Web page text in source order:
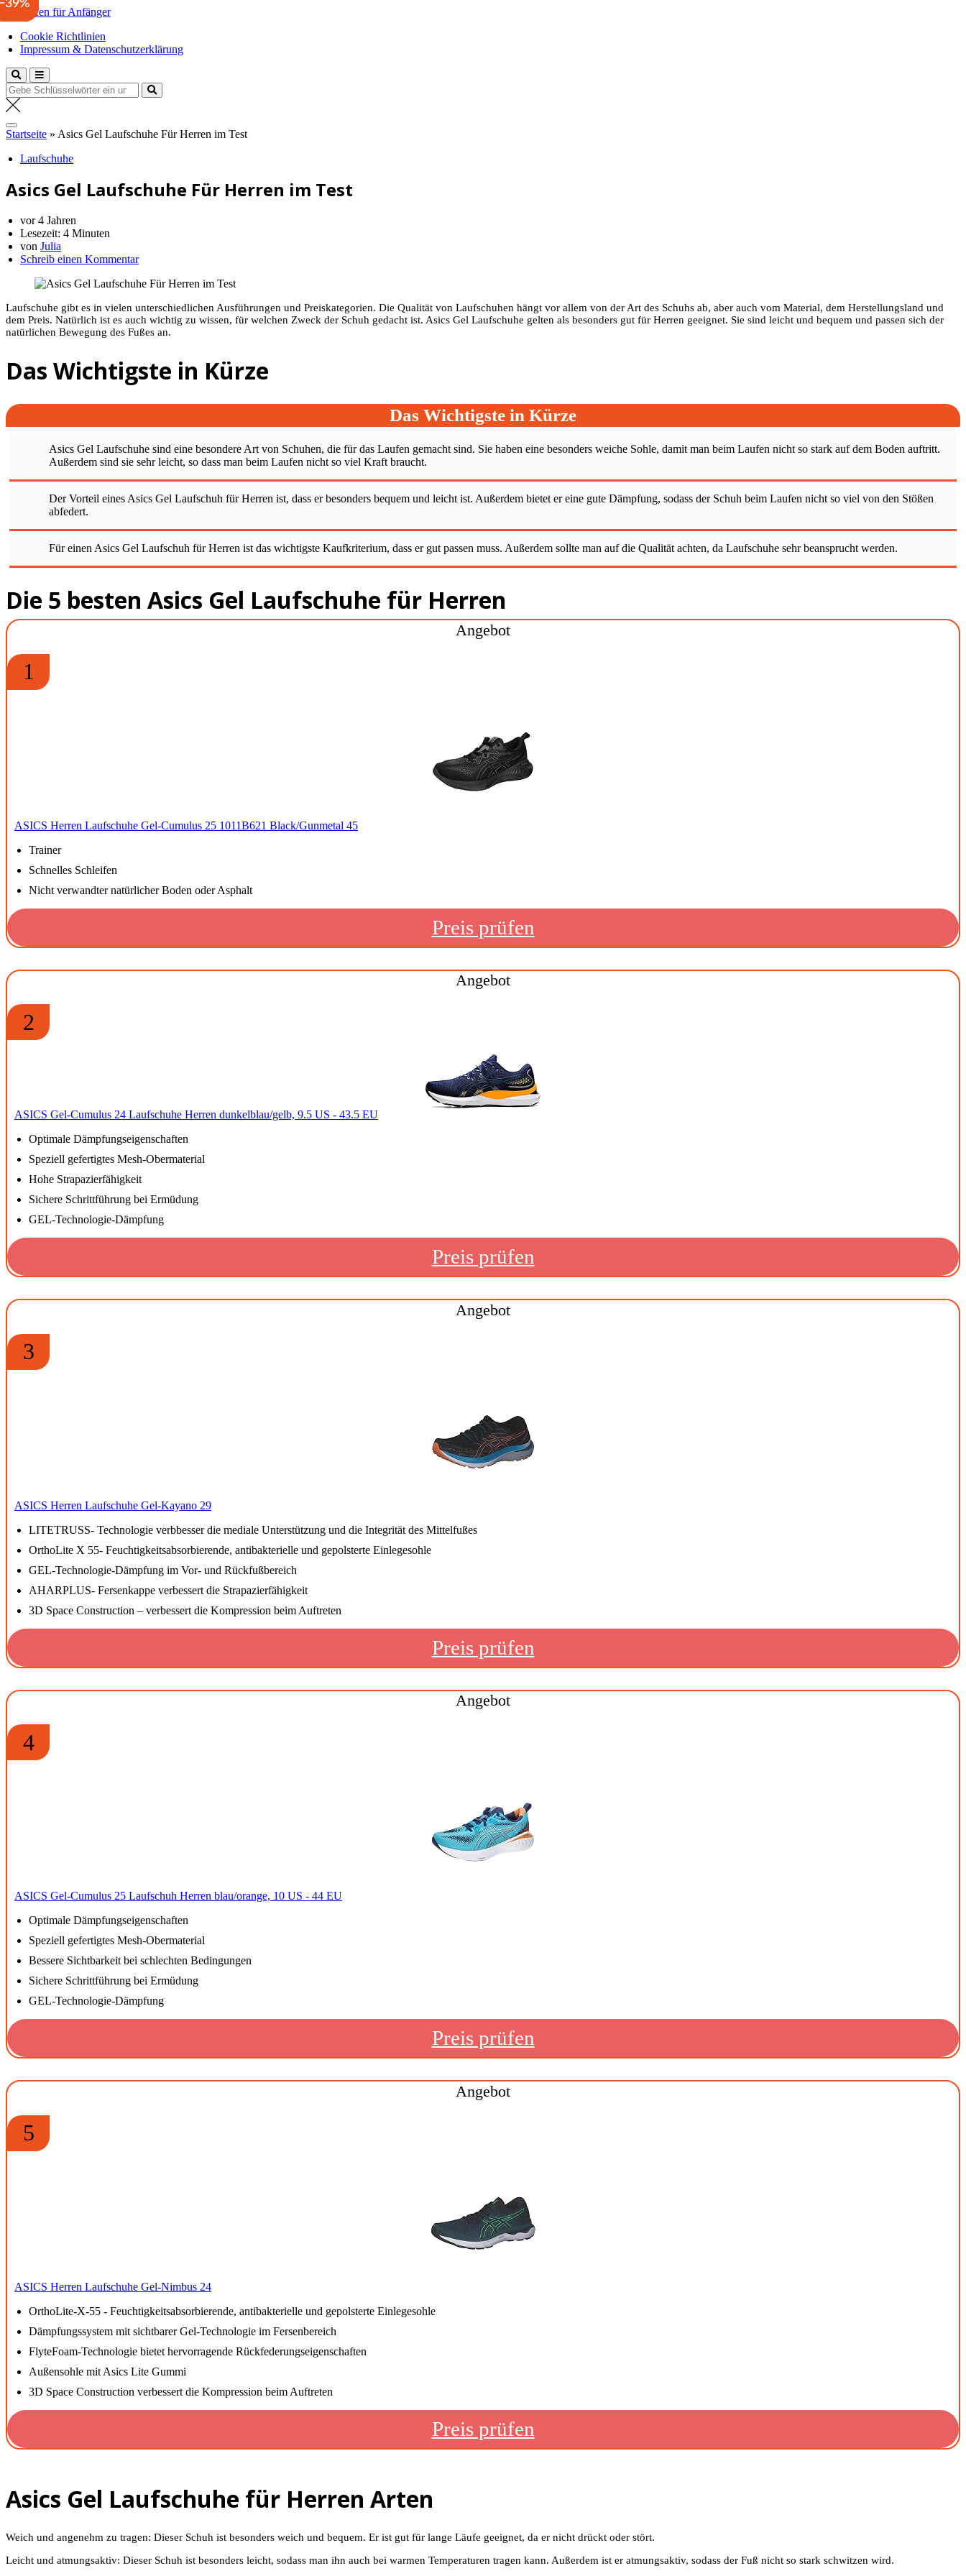
Zum
Inhalt
springen
Laufen für Anfänger
Anfängertipps und Tricks
Cookie Richtlinien
Impressum & Datenschutzerklärung
Suche
nach:
Startseite » Asics Gel Laufschuhe Für Herren im Test
Laufschuhe
Asics Gel Laufschuhe Für Herren im Test
vor 4 Jahren
Lesezeit: 4 Minuten
von Julia
Schreib einen Kommentar
Laufschuhe gibt es in vielen unterschiedlichen Ausführungen und Preiskategorien. Die Qualität von Laufschuhen hängt vor allem von der Art des Schuhs ab, aber auch vom Material, dem Herstellungsland und
dem Preis. Natürlich ist es auch wichtig zu wissen, für welchen Zweck der Schuh gedacht ist. Asics Gel Laufschuhe gelten als besonders gut für Herren geeignet. Sie sind leicht und bequem und passen sich der
natürlichen Bewegung des Fußes an.
Das Wichtigste in Kürze
Das Wichtigste in Kürze
Asics Gel Laufschuhe sind eine besondere Art von Schuhen, die für das Laufen gemacht sind. Sie haben eine besonders weiche Sohle, damit man beim Laufen nicht so stark auf dem Boden auftritt.
Außerdem sind sie sehr leicht, so dass man beim Laufen nicht so viel Kraft braucht.
Der Vorteil eines Asics Gel Laufschuh für Herren ist, dass er besonders bequem und leicht ist. Außerdem bietet er eine gute Dämpfung, sodass der Schuh beim Laufen nicht so viel von den Stößen
abfedert.
Für einen Asics Gel Laufschuh für Herren ist das wichtigste Kaufkriterium, dass er gut passen muss. Außerdem sollte man auf die Qualität achten, da Laufschuhe sehr beansprucht werden.
Die 5 besten Asics Gel Laufschuhe für Herren
Angebot
1
ASICS Herren Laufschuhe Gel-Cumulus 25 1011B621 Black/Gunmetal 45
Trainer
Schnelles Schleifen
Nicht verwandter natürlicher Boden oder Asphalt
Preis prüfen
Angebot
2
ASICS Gel-Cumulus 24 Laufschuhe Herren dunkelblau/gelb, 9.5 US - 43.5 EU
Optimale Dämpfungseigenschaften
Speziell gefertigtes Mesh-Obermaterial
Hohe Strapazierfähigkeit
Sichere Schrittführung bei Ermüdung
GEL-Technologie-Dämpfung
Preis prüfen
Angebot
3
ASICS Herren Laufschuhe Gel-Kayano 29
LITETRUSS- Technologie verbbesser die mediale Unterstützung und die Integrität des Mittelfußes
OrthoLite X 55- Feuchtigkeitsabsorbierende, antibakterielle und gepolsterte Einlegesohle
GEL-Technologie-Dämpfung im Vor- und Rückfußbereich
AHARPLUS- Fersenkappe verbessert die Strapazierfähigkeit
3D Space Construction – verbessert die Kompression beim Auftreten
Preis prüfen
Angebot
4
ASICS Gel-Cumulus 25 Laufschuh Herren blau/orange, 10 US - 44 EU
Optimale Dämpfungseigenschaften
Speziell gefertigtes Mesh-Obermaterial
Bessere Sichtbarkeit bei schlechten Bedingungen
Sichere Schrittführung bei Ermüdung
GEL-Technologie-Dämpfung
Preis prüfen
Angebot
5
ASICS Herren Laufschuhe Gel-Nimbus 24
OrthoLite-X-55 - Feuchtigkeitsabsorbierende, antibakterielle und gepolsterte Einlegesohle
Dämpfungssystem mit sichtbarer Gel-Technologie im Fersenbereich
FlyteFoam-Technologie bietet hervorragende Rückfederungseigenschaften
Außensohle mit Asics Lite Gummi
3D Space Construction verbessert die Kompression beim Auftreten
Preis prüfen
Asics Gel Laufschuhe für Herren Arten
Weich und angenehm zu tragen: Dieser Schuh ist besonders weich und bequem. Er ist gut für lange Läufe geeignet, da er nicht drückt oder stört.
Leicht und atmungsaktiv: Dieser Schuh ist besonders leicht, sodass man ihn auch bei warmen Temperaturen tragen kann. Außerdem ist er atmungsaktiv, sodass der Fuß nicht so stark schwitzen wird.